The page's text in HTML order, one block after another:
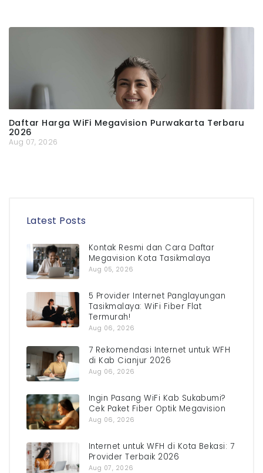
Daftar Harga WiFi Megavision Purwakarta Terbaru
2026
Aug 07, 2026
Latest Posts
Kontak Resmi dan Cara Daftar
Megavision Kota Tasikmalaya
Aug 05, 2026
5 Provider Internet Panglayungan
Tasikmalaya: WiFi Fiber Flat
Termurah!
Aug 06, 2026
7 Rekomendasi Internet untuk WFH
di Kab Cianjur 2026
Aug 06, 2026
Ingin Pasang WiFi Kab Sukabumi?
Cek Paket Fiber Optik Megavision
Aug 06, 2026
Internet untuk WFH di Kota Bekasi: 7
Provider Terbaik 2026
Aug 07, 2026